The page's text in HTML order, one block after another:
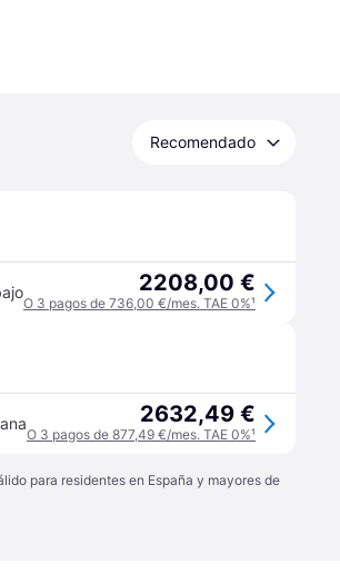
Recomendado
2208,00 €
O 3 pagos de 736,00 €/mes. TAE 0%¹
2632,49 €
O 3 pagos de 877,49 €/mes. TAE 0%¹
para residentes en España y mayores de